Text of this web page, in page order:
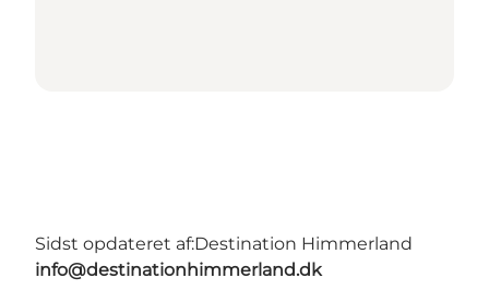
Sidst opdateret af:Destination Himmerland
info@destinationhimmerland.dk